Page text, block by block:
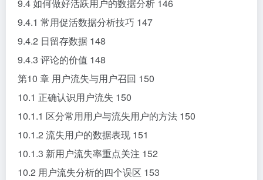
9.4 如何做好活跃用户的数据分析 146
9.4.1 常用促活数据分析技巧 147
9.4.2 日留存数据 148
9.4.3 评论的价值 148
第10 章 用户流失与用户召回 150
10.1 正确认识用户流失 150
10.1.1 区分常用用户与流失用户的方法 150
10.1.2 流失用户的数据表现 151
10.1.3 新用户流失率重点关注 152
10.2 用户流失分析的四个误区 153